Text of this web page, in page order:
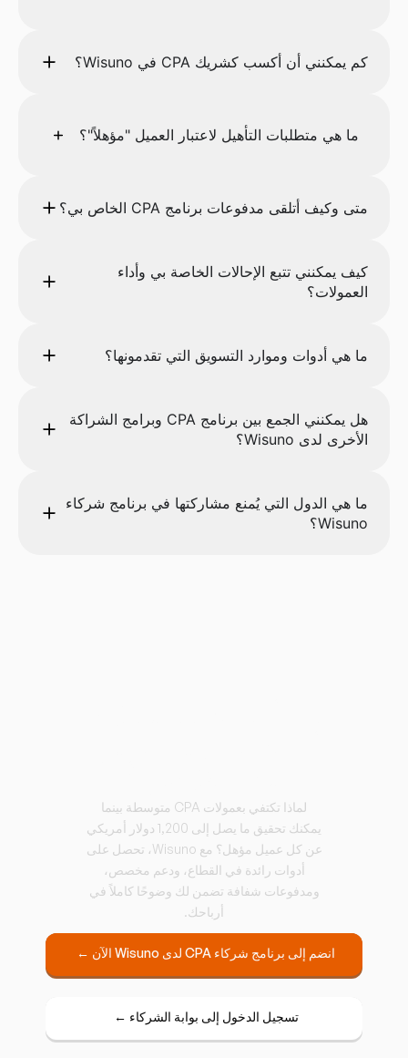
كم يمكنني أن أكسب كشريك CPA في Wisuno؟
ما هي متطلبات التأهيل لاعتبار العميل "مؤهلاً"؟
متى وكيف أتلقى مدفوعات برنامج CPA الخاص بي؟
كيف يمكنني تتبع الإحالات الخاصة بي وأداء
العمولات؟
ما هي أدوات وموارد التسويق التي تقدمونها؟
هل يمكنني الجمع بين برنامج CPA وبرامج الشراكة
الأخرى لدى Wisuno؟
ما هي الدول التي يُمنع مشاركتها في برنامج شركاء
Wisuno؟
لماذا تكتفي بعمولات CPA متوسطة بينما
يمكنك تحقيق ما يصل إلى 1,200 دولار أمريكي
عن كل عميل مؤهل؟ مع Wisuno، تحصل على
أدوات رائدة في القطاع، ودعم مخصص،
ومدفوعات شفافة تضمن لك وضوحًا كاملاً في
أرباحك.
انضم إلى برنامج شركاء CPA لدى Wisuno الآن ←
تسجيل الدخول إلى بوابة الشركاء ←